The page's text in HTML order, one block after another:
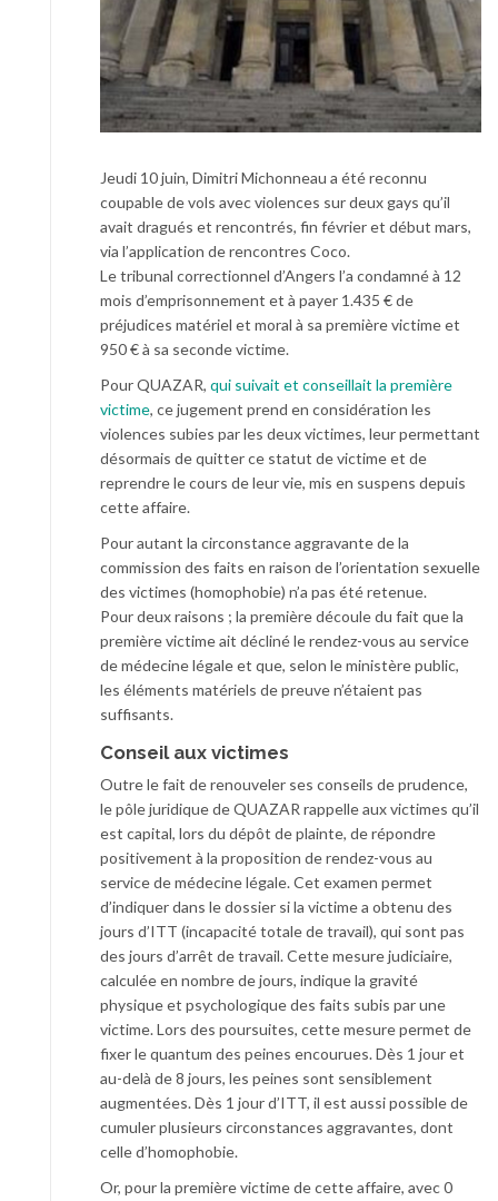
Jeudi 10 juin, Dimitri Michonneau a été reconnu
coupable de vols avec violences sur deux gays qu’il
avait dragués et rencontrés, fin février et début mars,
via l’application de rencontres Coco.
Le tribunal correctionnel d’Angers l’a condamné à 12
mois d’emprisonnement et à payer 1.435 € de
préjudices matériel et moral à sa première victime et
950 € à sa seconde victime.
Pour QUAZAR, qui suivait et conseillait la première
victime, ce jugement prend en considération les
violences subies par les deux victimes, leur permettant
désormais de quitter ce statut de victime et de
reprendre le cours de leur vie, mis en suspens depuis
cette affaire.
Pour autant la circonstance aggravante de la
commission des faits en raison de l’orientation sexuelle
des victimes (homophobie) n’a pas été retenue.
Pour deux raisons ; la première découle du fait que la
première victime ait décliné le rendez-vous au service
de médecine légale et que, selon le ministère public,
les éléments matériels de preuve n’étaient pas
suffisants.
Conseil aux victimes
Outre le fait de renouveler ses conseils de prudence,
le pôle juridique de QUAZAR rappelle aux victimes qu’il
est capital, lors du dépôt de plainte, de répondre
positivement à la proposition de rendez-vous au
service de médecine légale. Cet examen permet
d’indiquer dans le dossier si la victime a obtenu des
jours d’ITT (incapacité totale de travail), qui sont pas
des jours d’arrêt de travail. Cette mesure judiciaire,
calculée en nombre de jours, indique la gravité
physique et psychologique des faits subis par une
victime. Lors des poursuites, cette mesure permet de
fixer le quantum des peines encourues. Dès 1 jour et
au-delà de 8 jours, les peines sont sensiblement
augmentées. Dès 1 jour d’ITT, il est aussi possible de
cumuler plusieurs circonstances aggravantes, dont
celle d’homophobie.
Or, pour la première victime de cette affaire, avec 0